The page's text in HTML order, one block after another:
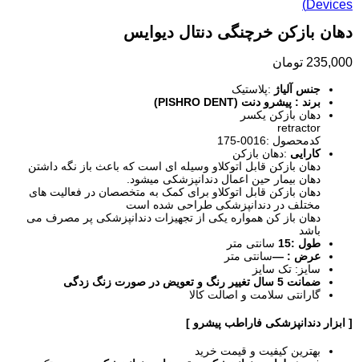
دهان بازکن خرچنگی دنتال دیوایس
235,000 تومان
جنس آلیاژ :پلاستیک
برند : پیشرو دنت (PISHRO DENT)
دهان بازکن یکسر
retractor
کدمحصول :0016-175
کارایی :دهان بازکن
دهان بازکن قابل اتوکلاو وسیله ای است که باعث باز نگه داشتن
دهان بیمار حین اعمال دندانپزشکی میشود.
دهان بازکن قابل اتوکلاو برای کمک به متخصصان در فعالیت های
مختلف در دندانپزشکی طراحی شده است
دهان باز کن همواره یکی از تجهیزات دندانپزشکی پر مصرف می
باشد
طول :15
سانتی متر
عرض : —سانتی متر
سایز: تک سایز
ضمانت 5 سال تغییر رنگ و تعویض در صورت زنگ زدگی
گارانتی سلامت و اصالت کالا
[ ابزار دندانپزشکی فاراطب پیشرو ]
بهترین کیفیت و قیمت خرید